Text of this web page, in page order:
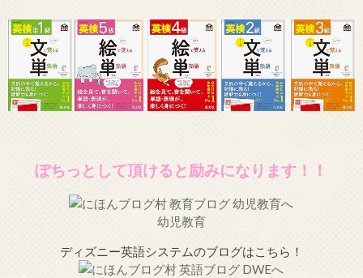
ぽちっとして頂けると励みになります！！
幼児教育
ディズニー英語システムのブログはこちら！